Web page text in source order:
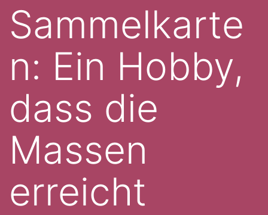
Sammelkarte
n: Ein Hobby,
dass die
Massen
erreicht